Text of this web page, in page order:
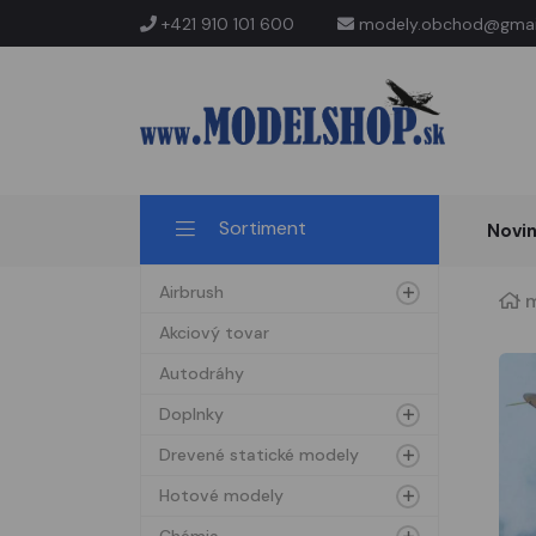
+421 910 101 600
Sortiment
Airbrush
Akciový tovar
Autodráhy
Doplnky
Drevené statické modely
Hotové modely